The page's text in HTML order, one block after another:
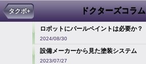
ドクターズコラム
タクボ+
ロボットにパールペイントは必要か？
2024/08/30
設備メーカーから見た塗装システム
2023/07/27